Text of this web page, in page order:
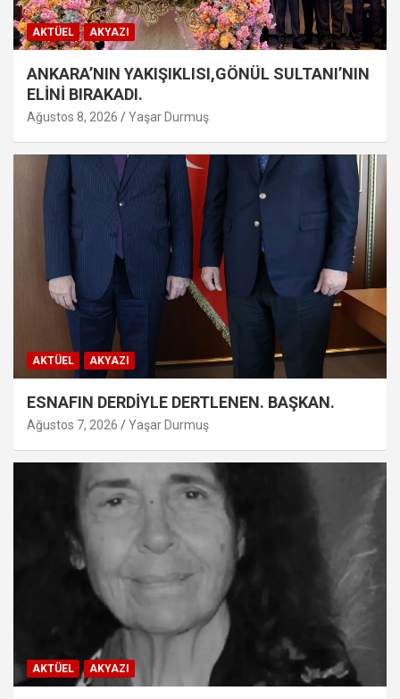
AKTÜEL AKYAZI
ANKARA’NIN YAKIŞIKLISI,GÖNÜL SULTANI’NIN
ELİNİ BIRAKADI.
Ağustos 8, 2026 Yaşar Durmuş
AKTÜEL AKYAZI
ESNAFIN DERDİYLE DERTLENEN. BAŞKAN.
Ağustos 7, 2026 Yaşar Durmuş
AKTÜEL AKYAZI